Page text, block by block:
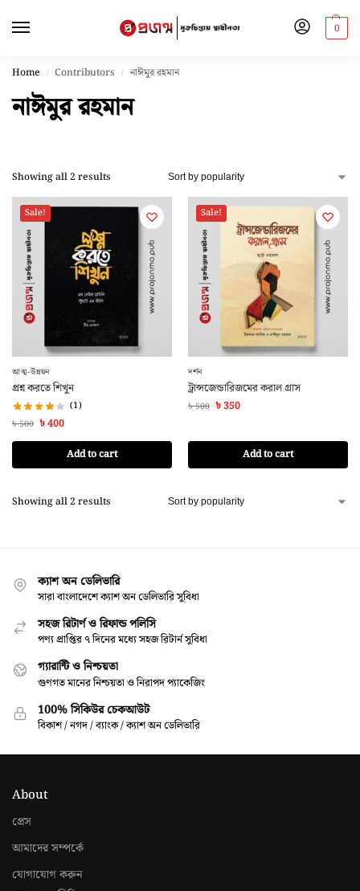
0
Home / Contributors / নাঈমুর রহমান
নাঈমুর রহমান
Showing all 2 results
Sale!
আত্ম-উন্নয়ন
প্রশ্ন করতে শিখুন
(1)
৳500 ৳400
Add to cart
Sale!
দর্শন
ট্রান্সজেন্ডারিজমের করাল গ্রাস
৳500 ৳350
Add to cart
Showing all 2 results
ক্যাশ অন ডেলিভারি
সারা বাংলাদেশে ক্যাশ অন ডেলিভারি সুবিধা
সহজ রিটার্ণ ও রিফান্ড পলিসি
পণ্য প্রাপ্তির ৭ দিনের মধ্যে সহজ রিটার্ন সুবিধা
গ্যারান্টি ও নিশ্চয়তা
গুণগত মানের নিশ্চয়তা ও নিরাপদ প্যাকেজিং
100% সিকিউর চেকআউট
বিকাশ / নগদ / ব্যাংক / ক্যাশ অন ডেলিভারি
About
প্রেস
আমাদের সম্পর্কে
যোগাযোগ করুন